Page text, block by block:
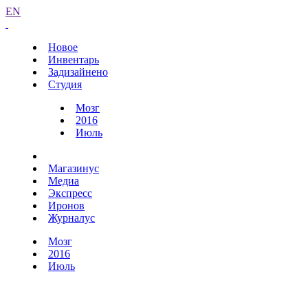
EN
Новое
Инвентарь
Задизайнено
Студия
Мозг
2016
Июль
Магазинус
Медиа
Экспресс
Иронов
Журналус
Мозг
2016
Июль